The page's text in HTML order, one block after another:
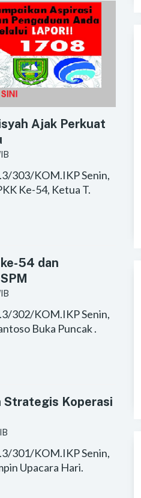
Ajak Perkuat
303/KOM.IKP Senin,
Ke-54, Ketua T.
54 dan
302/KOM.IKP Senin,
Buka Puncak .
Strategis Koperasi
301/KOM.IKP Senin,
Upacara Hari.